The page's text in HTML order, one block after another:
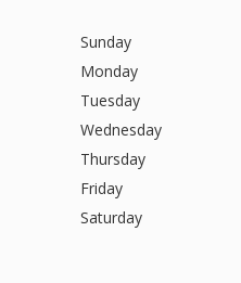
Sunday
Monday
Tuesday
Wednesday
Thursday
Friday
Saturday